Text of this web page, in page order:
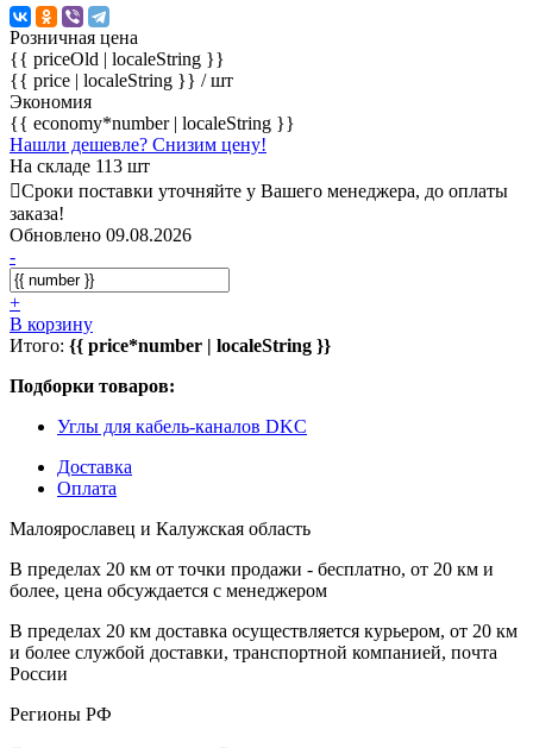
Розничная цена
{{ priceOld | localeString }}
{{ price | localeString }} / шт
Экономия
{{ economy*number | localeString }}
Нашли дешевле? Снизим цену!
На складе 113 шт
Сроки поставки уточняйте у Вашего менеджера, до оплаты
заказа!
Обновлено 09.08.2026
-
+
В корзину
Итого: {{ price*number | localeString }}
Подборки товаров:
Углы для кабель-каналов DKC
Доставка
Оплата
Малоярославец и Калужская область
В пределах 20 км от точки продажи - бесплатно, от 20 км и
более, цена обсуждается с менеджером
В пределах 20 км доставка осуществляется курьером, от 20 км
и более службой доставки, транспортной компанией, почта
России
Регионы РФ